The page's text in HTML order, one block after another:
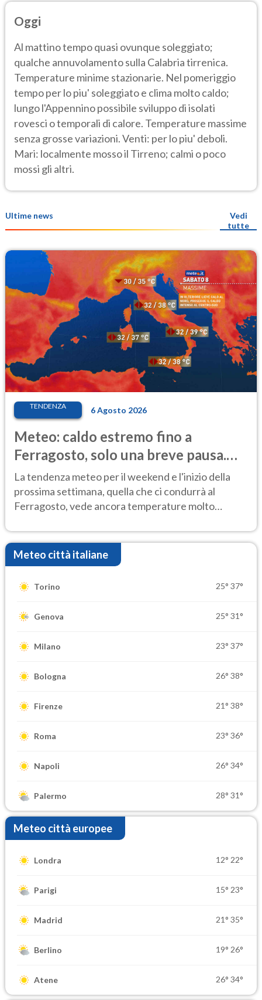
Oggi
Al mattino tempo quasi ovunque soleggiato;
qualche annuvolamento sulla Calabria tirrenica.
Temperature minime stazionarie. Nel pomeriggio
tempo per lo piu' soleggiato e clima molto caldo;
lungo l'Appennino possibile sviluppo di isolati
rovesci o temporali di calore. Temperature massime
senza grosse variazioni. Venti: per lo piu' deboli.
Mari: localmente mosso il Tirreno; calmi o poco
mossi gli altri.
Ultime news
Vedi
tutte
TENDENZA 6 Agosto 2026
Meteo: caldo estremo fino a
Ferragosto, solo una breve pausa.
Ecco dove
La tendenza meteo per il weekend e l'inizio della
prossima settimana, quella che ci condurrà al
Ferragosto, vede ancora temperature molto
Meteo città italiane
Torino 25° 37°
Genova 25° 31°
Milano 23° 37°
Bologna 26° 38°
Firenze 21° 38°
Roma 23° 36°
Napoli 26° 34°
Palermo 28° 31°
Meteo città europee
Londra 12° 22°
Parigi 15° 23°
Madrid 21° 35°
Berlino 19° 26°
Atene 26° 34°